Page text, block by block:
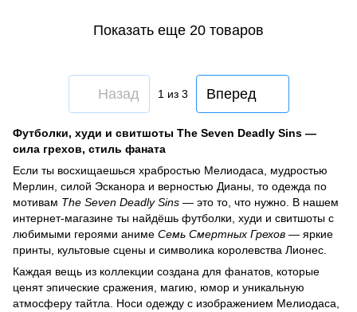
Показать еще 20 товаров
Назад 1 из 3 Вперед
Футболки, худи и свитшоты The Seven Deadly Sins —
сила грехов, стиль фаната
Если ты восхищаешься храбростью Мелиодаса, мудростью
Мерлин, силой Эсканора и верностью Дианы, то одежда по
мотивам The Seven Deadly Sins — это то, что нужно. В нашем
интернет-магазине ты найдёшь футболки, худи и свитшоты с
любимыми героями аниме Семь Смертных Грехов — яркие
принты, культовые сцены и символика королевства Лионес.
Каждая вещь из коллекции создана для фанатов, которые
ценят эпические сражения, магию, юмор и уникальную
атмосферу тайтла. Носи одежду с изображением Мелиодаса,